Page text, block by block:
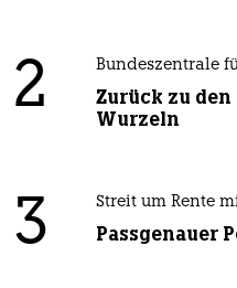
2 Bundeszentrale
Zurück zu
Wurzeln
3 Streit um Rente
Passgenauer